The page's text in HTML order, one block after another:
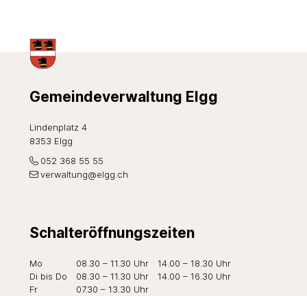
Footer
Gemeindeverwaltung Elgg
Lindenplatz 4
8353 Elgg
052 368 55 55
verwaltung@elgg.ch
Schalteröffnungszeiten
Wochentag Öffnungszeiten Vormittag Öffnungszeiten
Mo 08.30 – 11.30 Uhr
14.00 – 18.30 Uhr
Di bis Do 08.30 – 11.30 Uhr
14.00 – 16.30 Uhr
Fr
07.30 – 13.30 Uhr